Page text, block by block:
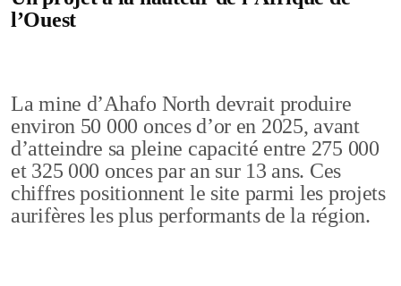
l’Ouest
La mine d’Ahafo North devrait produire
environ 50 000 onces d’or en 2025, avant
d’atteindre sa pleine capacité entre 275 000
et 325 000 onces par an sur 13 ans. Ces
chiffres positionnent le site parmi les projets
aurifères les plus performants de la région.